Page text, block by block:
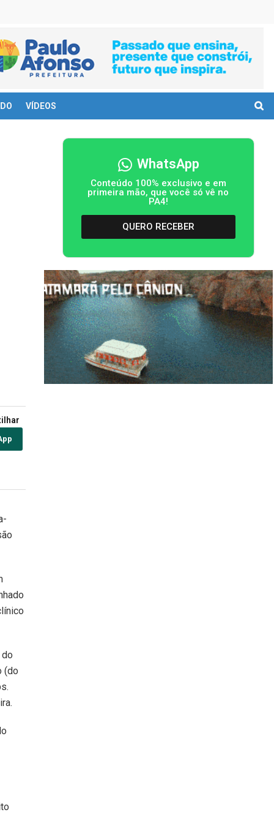
VÍDEOS
(do
WhatsApp
Conteúdo 100% exclusivo e em
primeira mão, que você só vê no
PA4!
QUERO RECEBER